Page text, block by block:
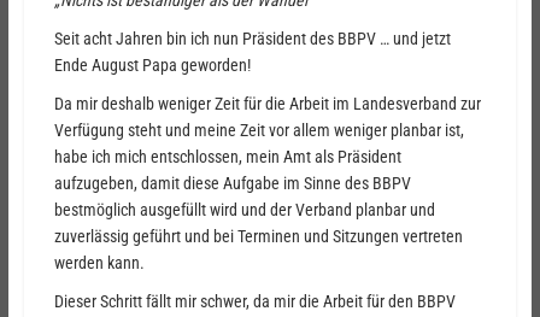
Seit acht Jahren bin ich nun Präsident des BBPV … und jetzt
Ende August Papa geworden!
Da mir deshalb weniger Zeit für die Arbeit im Landesverband zur
Verfügung steht und meine Zeit vor allem weniger planbar ist,
habe ich mich entschlossen, mein Amt als Präsident
aufzugeben, damit diese Aufgabe im Sinne des BBPV
bestmöglich ausgefüllt wird und der Verband planbar und
zuverlässig geführt und bei Terminen und Sitzungen vertreten
werden kann.
Dieser Schritt fällt mir schwer, da mir die Arbeit für den BBPV